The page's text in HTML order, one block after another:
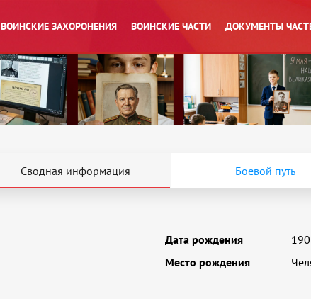
ВОИНСКИЕ ЗАХОРОНЕНИЯ ВОИНСКИЕ ЧАСТИ ДОКУМЕНТЫ
Сводная информация Боевой путь
Дата рождения
Место рождения